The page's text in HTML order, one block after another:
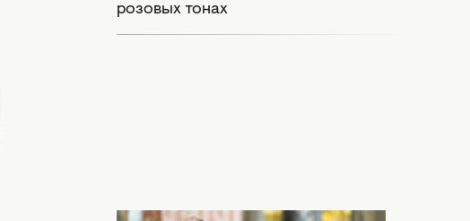
розовых тонах